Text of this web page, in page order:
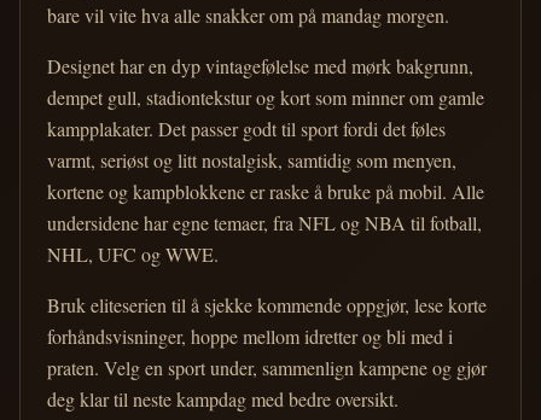
bare vil vite hva alle snakker om på mandag morgen.
Designet har en dyp vintagefølelse med mørk bakgrunn,
dempet gull, stadiontekstur og kort som minner om gamle
kampplakater. Det passer godt til sport fordi det føles
varmt, seriøst og litt nostalgisk, samtidig som menyen,
kortene og kampblokkene er raske å bruke på mobil. Alle
undersidene har egne temaer, fra NFL og NBA til fotball,
NHL, UFC og WWE.
Bruk eliteserien til å sjekke kommende oppgjør, lese korte
forhåndsvisninger, hoppe mellom idretter og bli med i
praten. Velg en sport under, sammenlign kampene og gjør
deg klar til neste kampdag med bedre oversikt.